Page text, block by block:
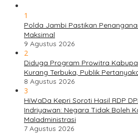
1
Polda Jambi Pastikan
Maksimal
9 Agustus 2026
2
Diduga Program Prowitra
Kurang Terbuka, Publik
8 Agustus 2026
3
HiWaDa Kepri Soroti Hasil RDP
Indriyawan: Negara Tidak Boleh
Maladministrasi
7 Agustus 2026